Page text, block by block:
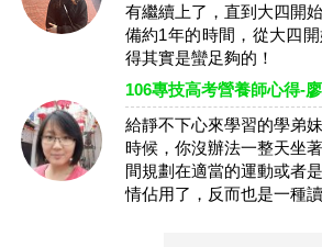
有繼續上了，直到大四開
備約1年的時間，從大四
得其實是蠻足夠的！
106專技高考營養師心得-
給靜不下心來學習的學弟
時候，你沒辦法一整天坐
間規劃在適當的運動或者
情佔用了，反而也是一種